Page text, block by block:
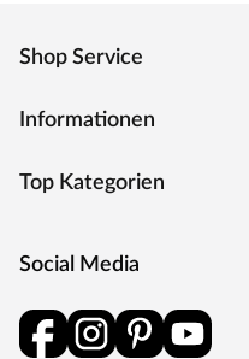
Shop Service
Informationen
Top Kategorien
Social Media